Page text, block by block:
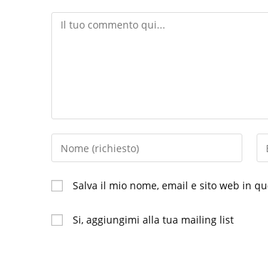
Commento
Inserisci
il
tuo
nome
o
il
Salva il mio nome, email e sito web in
Si, aggiungimi alla tua mailing list